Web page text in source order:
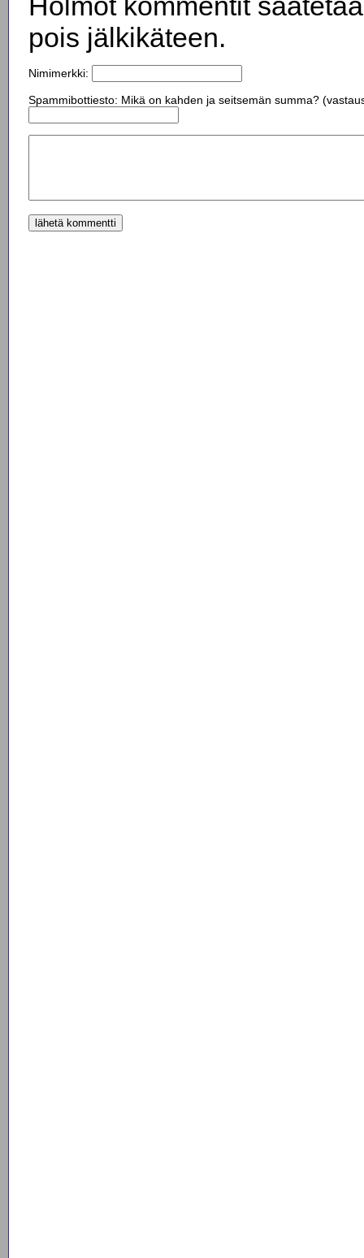
pois jälkikäteen.
Nimimerkki:
Spammibottiesto: Mikä on kahden ja seitsemän summa?